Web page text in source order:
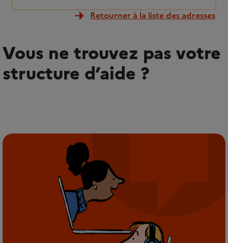
Retourner à la liste des adresses
Vous ne trouvez pas votre
structure d’aide ?